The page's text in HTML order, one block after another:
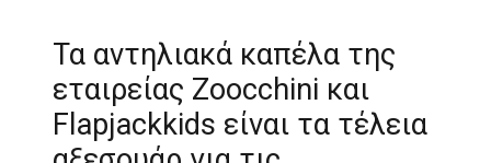
Τα αντηλιακά καπέλα της
εταιρείας Zoocchini και
Flapjackkids είναι τα τέλεια